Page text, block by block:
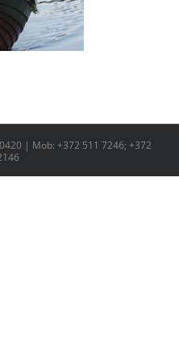
| Mob: +372 511 7246; +372